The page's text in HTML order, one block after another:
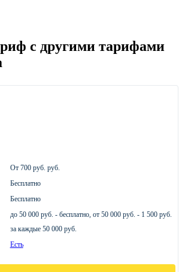
с другими тарифами
От 700 руб. руб.
Бесплатно
Бесплатно
до 50 000 руб. - бесплатно, от 50 000 руб. - 1 500 руб.
за каждые 50 000 руб.
Есть